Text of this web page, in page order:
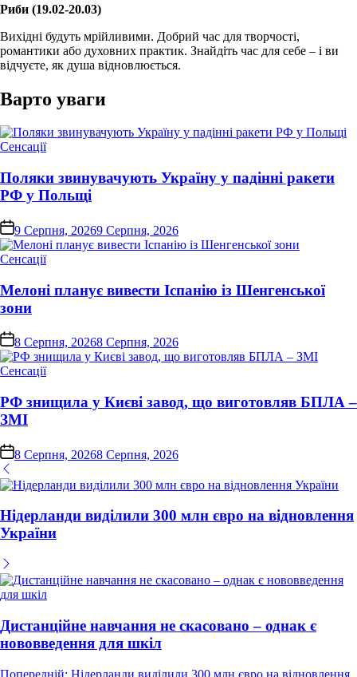
Риби (19.02-20.03)
Вихідні будуть мрійливими. Добрий час для творчості,
романтики або духовних практик. Знайдіть час для себе – і ви
відчуєте, як душа відновлюється.
Варто уваги
Опублікувати
Сенсації
Поляки звинувачують Україну у падінні ракети
РФ у Польщі
on9 Серпня, 20269 Серпня, 2026
Опублікувати
Сенсації
Мелоні планує вивести Іспанію із Шенгенської
зони
on8 Серпня, 20268 Серпня, 2026
Опублікувати
Сенсації
РФ знищила у Києві завод, що виготовляв БПЛА –
ЗМІ
on8 Серпня, 20268 Серпня, 2026
Нідерланди виділили 300 млн євро на відновлення
України
Дистанційне навчання не скасовано – однак є
нововведення для шкіл
Попередній: Нідерланди виділили 300 млн євро на відновлення